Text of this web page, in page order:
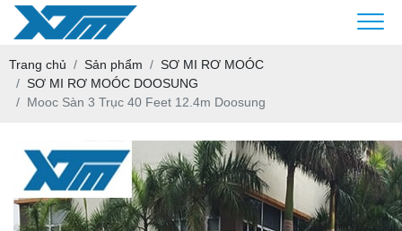
Trang chủ Sản phẩm
SƠ MI RƠ MOÓC
SƠ MI RƠ MOÓC DOOSUNG
Mooc Sàn 3 Trục 40 Feet 12.4m Doosung